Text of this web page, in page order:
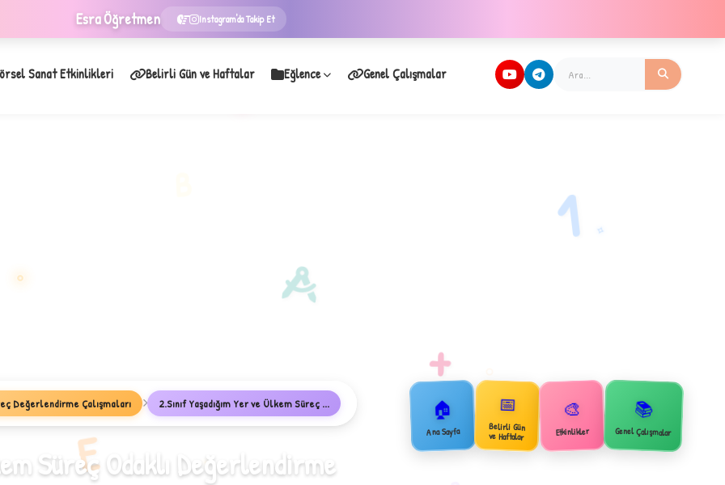
EsraÖğretmen Instagram'da Takip Et
✧
Sanat Etkinlikleri Belirli Gün ve Haftalar Eğlence Genel Çalışmalar
Değerlendirme Çalışmaları 2.Sınıf Yaşadığım Yer ve Ülkem Süreç ...
Süreç Odaklı Değerlendirme
🏠
Ana Sayfa
📅
Belirli Gün
ve Haftalar
🎨
Etkinlikler
📚
Genel Çalışmalar
E
1
+